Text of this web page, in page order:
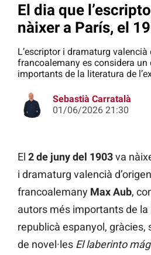
El dia que
nàixer a París, el
L’escriptor i dramaturg valencià
francoalemany es considera un
importants de la literatura de
Sebastià Carratalà
01/06/2026 21:30
El 2 de juny del 1903va
i dramaturg valencià d’origen
francoalemany Max Aub,
autors més importants de la
republicà espanyol, gràcies,
de novel·les El laberinto